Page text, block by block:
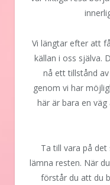
Vi längtar efter att
källan i oss själva.
nå ett tillstånd
genom vi har
här är bara en
Ta till vara på
lämna resten. När
förstår du att du